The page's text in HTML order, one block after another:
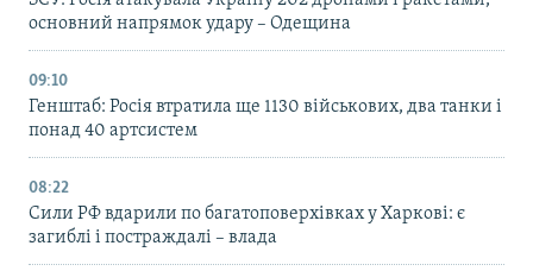
основний напрямок удару – Одещина
09:10
Генштаб: Росія втратила ще 1130 військових, два танки і
понад 40 артсистем
08:22
Сили РФ вдарили по багатоповерхівках у Харкові: є
загиблі і постраждалі – влада